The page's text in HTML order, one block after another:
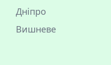
Дніпро
Вишневе